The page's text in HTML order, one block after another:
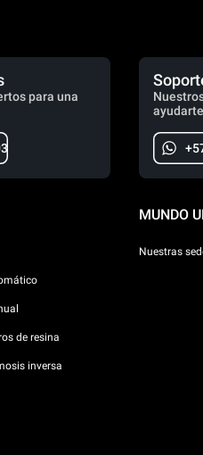
para una
de resina
inversa
MUNDO
Nuestras